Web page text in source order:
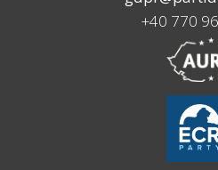
+40 770